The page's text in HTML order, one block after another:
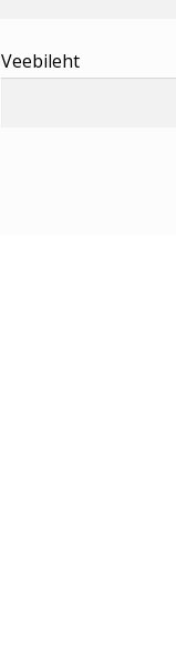
Veebileht